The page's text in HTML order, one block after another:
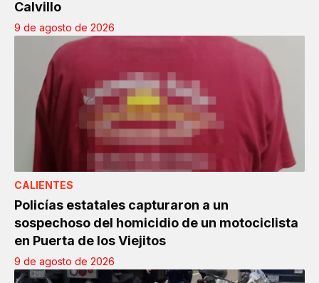
Calvillo
9 de agosto de 2026
CALIENTES
Policías estatales capturaron a un
sospechoso del homicidio de un motociclista
en Puerta de los Viejitos
9 de agosto de 2026